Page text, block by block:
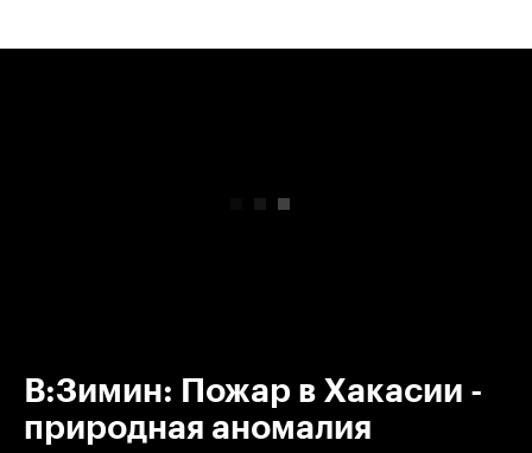
В:Зимин: Пожар в Хакасии -
природная аномалия